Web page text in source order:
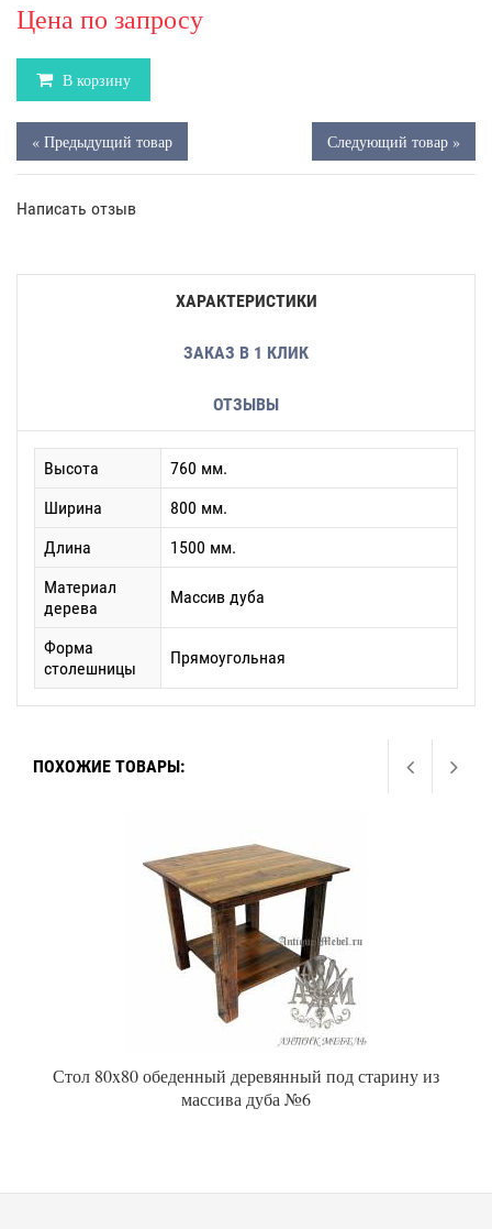
Цена по запросу
В корзину
« Предыдущий товар Следующий товар »
Написать отзыв
ХАРАКТЕРИСТИКИ
ЗАКАЗ В 1 КЛИК
ОТЗЫВЫ
Высота
760 мм.
Ширина
800 мм.
Длина
1500 мм.
Материал
дерева
Массив дуба
Форма
столешницы
Прямоугольная
ПОХОЖИЕ ТОВАРЫ:
Стол 80x80 обеденный деревянный под старину из
массива дуба №6